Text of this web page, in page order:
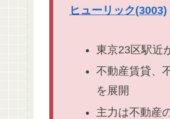
ヒューリック(3003)
東京23区駅近
不動産賃貸、
を展開
主力は不動産